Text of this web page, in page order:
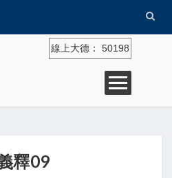
線上大德： 50198
釋09